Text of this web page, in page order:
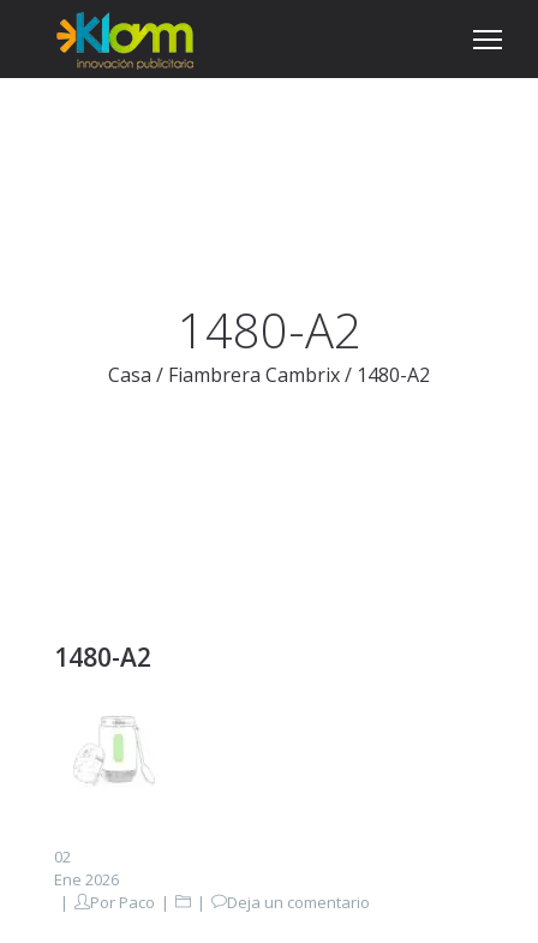
1480-A2
Casa / Fiambrera Cambrix/ 1480-A2
1480-A2
02
Ene 2026
Por Paco Deja un comentario